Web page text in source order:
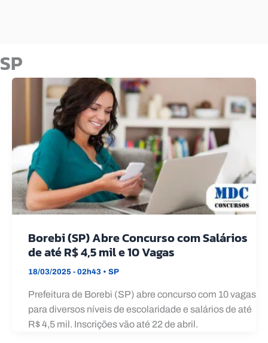
SP
Borebi (SP) Abre Concurso com Salários
de até R$ 4,5 mil e 10 Vagas
18/03/2025 - 02h43 • SP
Prefeitura de Borebi (SP) abre concurso com 10 vagas
para diversos níveis de escolaridade e salários de até
R$ 4,5 mil. Inscrições vão até 22 de abril.